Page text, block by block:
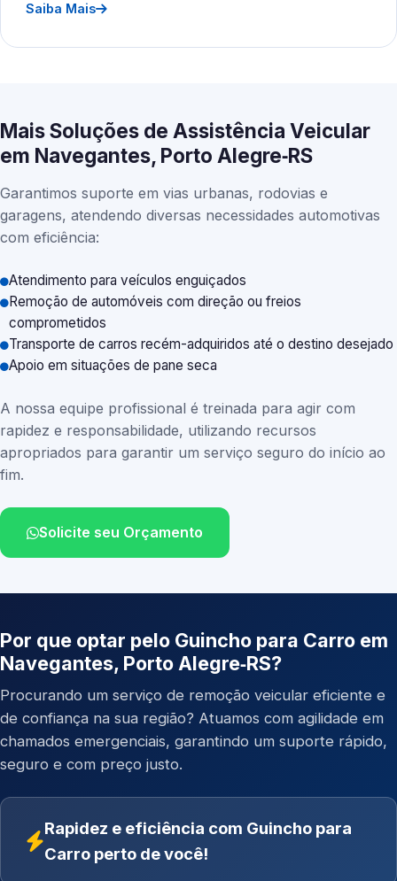
Saiba Mais
Mais Soluções de Assistência Veicular
em Navegantes, Porto Alegre‑RS
Garantimos suporte em vias urbanas, rodovias e
garagens, atendendo diversas necessidades automotivas
com eficiência:
Atendimento para veículos enguiçados
Remoção de automóveis com direção ou freios
comprometidos
Transporte de carros recém-adquiridos até o destino desejado
Apoio em situações de pane seca
A nossa equipe profissional é treinada para agir com
rapidez e responsabilidade, utilizando recursos
apropriados para garantir um serviço seguro do início ao
fim.
Solicite seu Orçamento
Por que optar pelo Guincho para Carro em
Navegantes, Porto Alegre‑RS?
Procurando um serviço de remoção veicular eficiente e
de confiança na sua região? Atuamos com agilidade em
chamados emergenciais, garantindo um suporte rápido,
seguro e com preço justo.
Rapidez e eficiência com Guincho para
Carro perto de você!